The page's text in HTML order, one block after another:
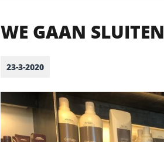
WE GAAN SLUITEN
23-3-2020